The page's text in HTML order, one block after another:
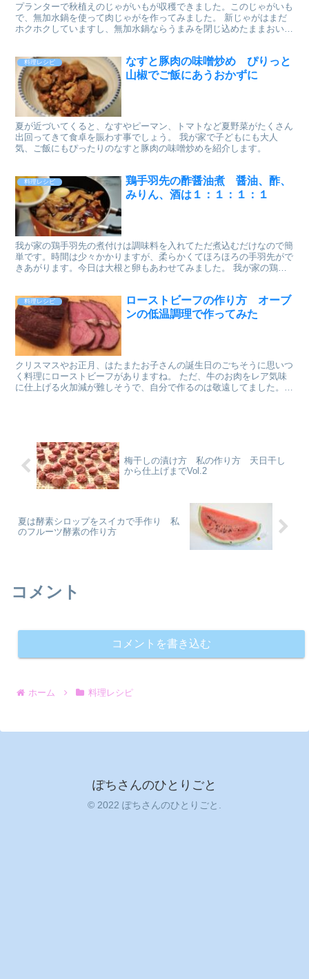
プランターで秋植えのじゃがいもが収穫できました。このじゃがいも
で、無加水鍋を使って肉じゃがを作ってみました。 新じゃがはまだ
ホクホクしていますし、無加水鍋ならうまみを閉じ込めたままおいし
料理レシピ
なすと豚肉の味噌炒め ぴりっと
山椒でご飯にあうおかずに
夏が近づいてくると、なすやピーマン、トマトなど夏野菜がたくさん
出回ってきて食卓を賑わす事でしょう。 我が家で子どもにも大人
気、ご飯にもぴったりのなすと豚肉の味噌炒めを紹介します。
料理レシピ
鶏手羽先の酢醤油煮 醤油、酢、
みりん、酒は１：１：１：１
我が家の鶏手羽先の煮付けは調味料を入れてただ煮込むだけなので簡
単です。時間は少々かかりますが、柔らかくてほろほろの手羽先がで
きあがります。今日は大根と卵もあわせてみました。 我が家の鶏手
料理レシピ
ローストビーフの作り方 オーブ
ンの低温調理で作ってみた
クリスマスやお正月、はたまたお子さんの誕生日のごちそうに思いつ
く料理にローストビーフがありますね。 ただ、牛のお肉をレア気味
に仕上げる火加減が難しそうで、自分で作るのは敬遠してました。薄
梅干しの漬け方 私の作り方 天日干し
から仕上げまでVol.2
夏は酵素シロップをスイカで手作り 私
のフルーツ酵素の作り方
コメント
コメントを書き込む
ホーム 料理レシピ
ぽちさんのひとりごと
© 2022 ぽちさんのひとりごと.